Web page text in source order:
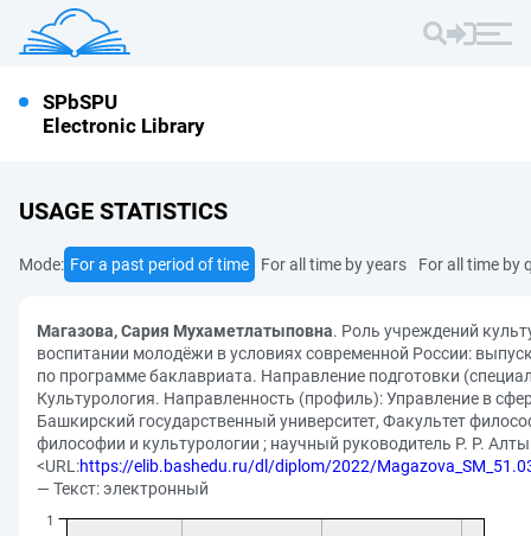
SPbSPU
Electronic Library
USAGE STATISTICS
Mode: For a past period of time For all time by years For all time by
Магазова, Сария Мухаметлатыповна. Роль учреждений
воспитании молодёжи в условиях современной России:
по программе баклавриата. Направление подготовки
Культурология. Направленность (профиль): Управление в
Башкирский государственный университет, Факультет
философии и культурологии ; научный руководитель Р. Р.
<URL:https://elib.bashedu.ru/dl/diplom/2022/
— Текст: электронный